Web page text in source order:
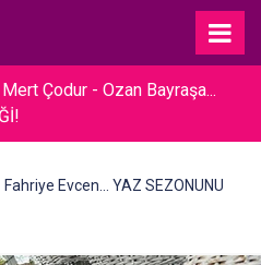
TÖRENLE EVLENDİ!
Fahriye Evcen... YAZ SEZONUNU